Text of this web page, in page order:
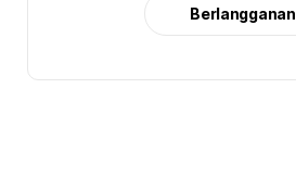
Berlangganan